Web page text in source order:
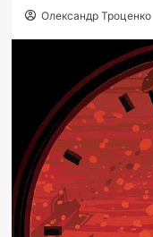
Олександр Троценко